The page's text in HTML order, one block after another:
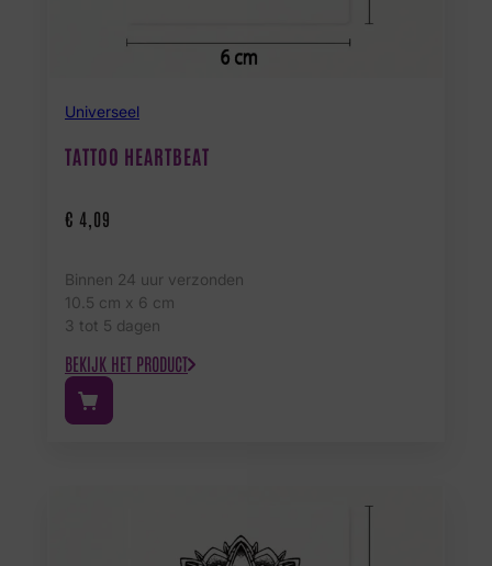
Universeel
TATTOO HEARTBEAT
€ 4,09
Binnen 24 uur verzonden
10.5 cm x 6 cm
3 tot 5 dagen
BEKIJK HET PRODUCT